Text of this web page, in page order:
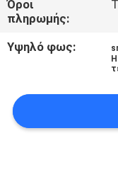
ΖΗΤΉΣΤΕ
ΈΝΑ
SITEMAP
Όροι
πληρωμής:
Υψηλό φως: